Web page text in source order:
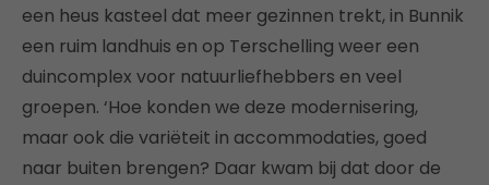
een heus kasteel dat meer gezinnen trekt, in Bunnik
een ruim landhuis en op Terschelling weer een
duincomplex voor natuurliefhebbers en veel
groepen. ‘Hoe konden we deze modernisering,
maar ook die variëteit in accommodaties, goed
naar buiten brengen? Daar kwam bij dat door de